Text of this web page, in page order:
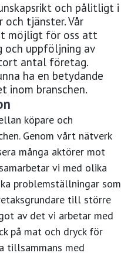
och pålitligt i
och tjänster. Vår
möjligt för oss att
och uppföljning av
antal företag.
ha en betydande
inom branschen.
köpare och
Genom vårt nätverk
många aktörer mot
vi med olika
problemställningar som
till större
av det vi arbetar med
på mat och dryck för
tillsammans med